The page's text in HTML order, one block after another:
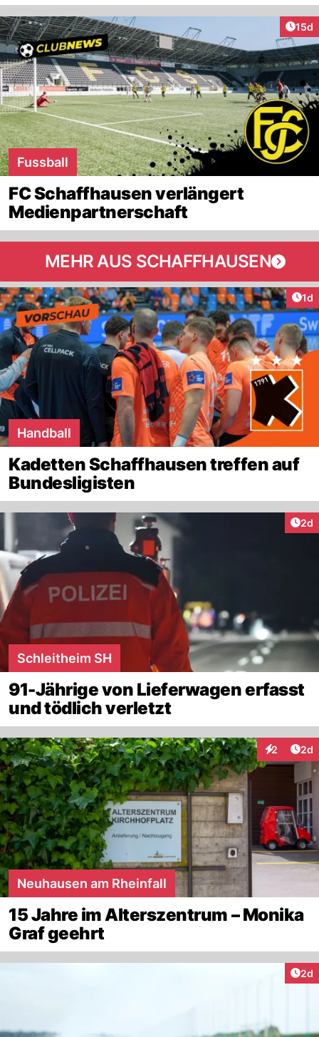
15d
Fussball
FC Schaffhausen verlängert
Medienpartnerschaft
MEHR AUS SCHAFFHAUSEN
1d
Handball
Kadetten Schaffhausen treffen auf
Bundesligisten
2d
Schleitheim SH
91-Jährige von Lieferwagen erfasst
und tödlich verletzt
2 2d
Neuhausen am Rheinfall
15 Jahre im Alterszentrum – Monika
Graf geehrt
2d